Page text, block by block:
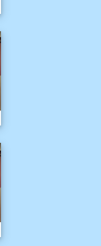
109上新舊任會長交接典
109上新舊任會長交接典